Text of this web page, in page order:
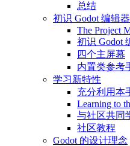
总结
初识 Godot 编辑器
The Project
初识 Godot
四个主屏幕
内置类参考
学习新特性
充分利用本
Learning to
与社区共同
社区教程
Godot 的设计理念